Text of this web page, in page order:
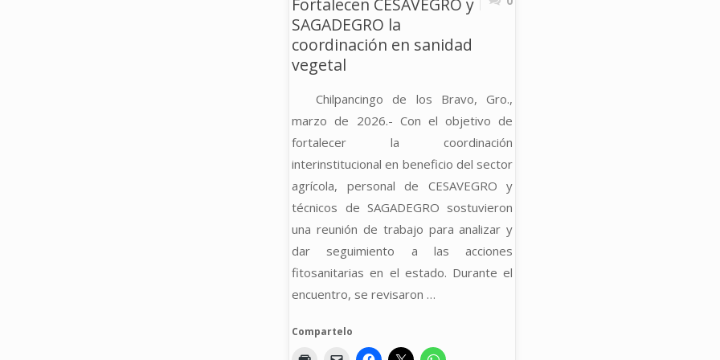
EN
CUETZALA
DEL
PROGRESO,
GRO."
Fortalecen CESAVEGRO y
SAGADEGRO la
coordinación en sanidad
vegetal
Chilpancingo de los Bravo, Gro.,
marzo de 2026.- Con el objetivo de
fortalecer la coordinación
interinstitucional en beneficio del sector
agrícola, personal de CESAVEGRO y
técnicos de SAGADEGRO sostuvieron
una reunión de trabajo para analizar y
dar seguimiento a las acciones
fitosanitarias en el estado. Durante el
encuentro, se revisaron …
Compartelo